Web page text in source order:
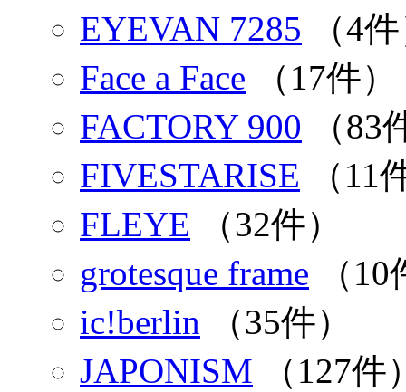
EYEVAN 7285 （4
Face a Face （17件）
FACTORY 900 （83
FIVESTARISE （11
FLEYE （32件）
grotesque frame （10
ic!berlin （35件）
JAPONISM （127件